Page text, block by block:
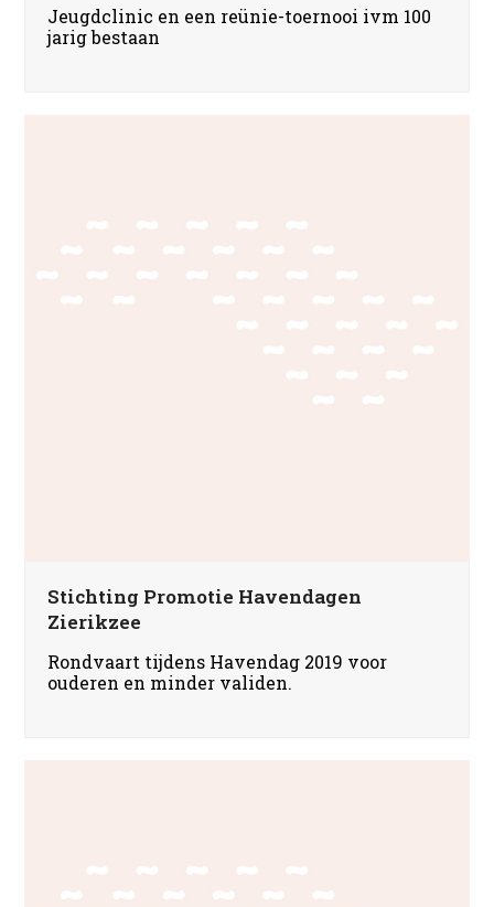
Jeugdclinic en een reünie-toernooi ivm 100
jarig bestaan
Stichting Promotie Havendagen
Zierikzee
Rondvaart tijdens Havendag 2019 voor
ouderen en minder validen.